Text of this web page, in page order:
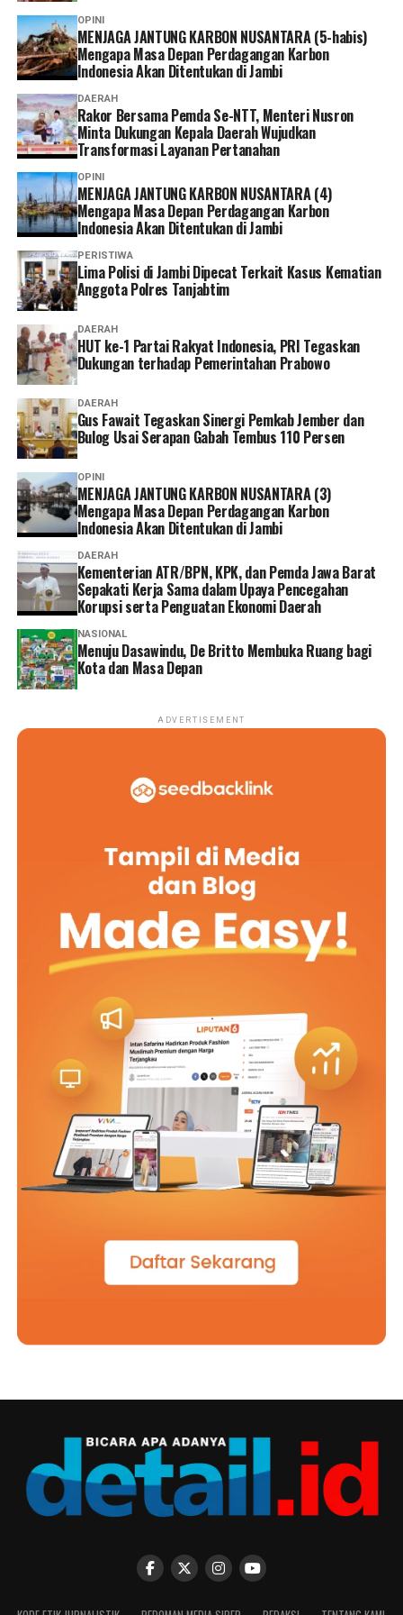
Selain lebih praktis dan menghemat waktu, menurutnya
keberadaan berbagai kanal layanan digital memberikan
lebih banyak pilihan bagi peserta untuk mengurus
administrasi sesuai kebutuhan dan kondisi masing-
masing.
Ia pun menganggap kepesertaan JKN penting dimiliki
sebagai bentuk perlindungan kesehatan bagi diri sendiri
dan keluarga sekaligus mendukung keberlangsungan
Program JKN.
“Menurut saya, layanan non tatap muka ini sangat
memudahkan karena semua urusan administrasi bisa
diakses cukup melalui handphone. Saya berharap ke
depannya layanannya terus dikembangkan agar semakin
mudah digunakan dan kendala teknis bisa semakin
diminimalkan. Dengan begitu, peserta bisa mengurus
administrasi dengan lebih cepat tanpa harus datang dan
mengantre di kantor,” tuturnya. (*)
OPINI
MENJAGA JANTUNG KARBON NUSANTARA (5-habis)
Mengapa Masa Depan Perdagangan Karbon
Indonesia Akan Ditentukan di Jambi
DAERAH
Rakor Bersama Pemda Se-NTT, Menteri Nusron
Minta Dukungan Kepala Daerah Wujudkan
Transformasi Layanan Pertanahan
OPINI
MENJAGA JANTUNG KARBON NUSANTARA (4)
Mengapa Masa Depan Perdagangan Karbon
Indonesia Akan Ditentukan di Jambi
PERISTIWA
Lima Polisi di Jambi Dipecat Terkait Kasus Kematian
Anggota Polres Tanjabtim
DAERAH
HUT ke-1 Partai Rakyat Indonesia, PRI Tegaskan
Dukungan terhadap Pemerintahan Prabowo
DAERAH
Gus Fawait Tegaskan Sinergi Pemkab Jember dan
Bulog Usai Serapan Gabah Tembus 110 Persen
OPINI
MENJAGA JANTUNG KARBON NUSANTARA (3)
Mengapa Masa Depan Perdagangan Karbon
Indonesia Akan Ditentukan di Jambi
DAERAH
Kementerian ATR/BPN, KPK, dan Pemda Jawa Barat
Sepakati Kerja Sama dalam Upaya Pencegahan
Korupsi serta Penguatan Ekonomi Daerah
NASIONAL
Menuju Dasawindu, De Britto Membuka Ruang bagi
Kota dan Masa Depan
ADVERTISEMENT